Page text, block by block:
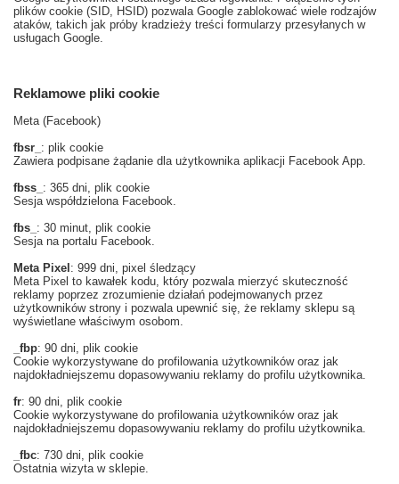
plików cookie (SID, HSID) pozwala Google zablokować wiele rodzajów
ataków, takich jak próby kradzieży treści formularzy przesyłanych w
usługach Google.
Reklamowe pliki cookie
Meta (Facebook)
fbsr_ : plik cookie
Zawiera podpisane żądanie dla użytkownika aplikacji Facebook App.
fbss_ : 365 dni, plik cookie
Sesja współdzielona Facebook.
fbs_ : 30 minut, plik cookie
Sesja na portalu Facebook.
Meta Pixel : 999 dni, pixel śledzący
Meta Pixel to kawałek kodu, który pozwala mierzyć skuteczność
reklamy poprzez zrozumienie działań podejmowanych przez
użytkowników strony i pozwala upewnić się, że reklamy sklepu są
wyświetlane właściwym osobom.
_fbp: 90 dni, plik cookie
Cookie wykorzystywane do profilowania użytkowników oraz jak
najdokładniejszemu dopasowywaniu reklamy do profilu użytkownika.
fr: 90 dni, plik cookie
Cookie wykorzystywane do profilowania użytkowników oraz jak
najdokładniejszemu dopasowywaniu reklamy do profilu użytkownika.
_fbc: 730 dni, plik cookie
Ostatnia wizyta w sklepie.